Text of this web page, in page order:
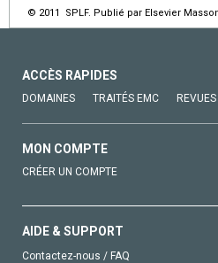
© 2011 SPLF. Publié par Elsevier
ACCÈS RAPIDES
DOMAINES TRAITÉS EMC REVUES
MON COMPTE
CRÉER UN COMPTE
AIDE & SUPPORT
Contactez-nous / FAQ